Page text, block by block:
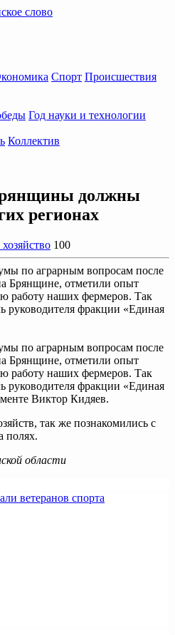
Спорт Происшествия
Год науки и технологии
Коллектив
должны
регионах
100
по аграрным вопросам после
Брянщине, отметили опыт
работу наших фермеров. Так
руководителя фракции «Единая
по аграрным вопросам после
Брянщине, отметили опыт
работу наших фермеров. Так
руководителя фракции «Единая
Виктор Кидяев.
так же познакомились с
полях.
области